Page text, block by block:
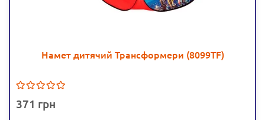
Намет дитячий Трансформери (8099TF)
371